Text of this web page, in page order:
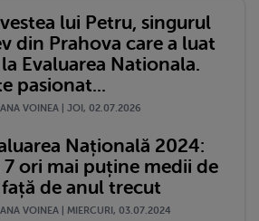
lui Petru, singurul
din Prahova care a luat
Evaluarea Nationala.
pasionat...
VOINEA | JOI, 02.07.2026
Națională 2024:
7 ori mai puține medii de
față de anul trecut
VOINEA | MIERCURI, 03.07.2024